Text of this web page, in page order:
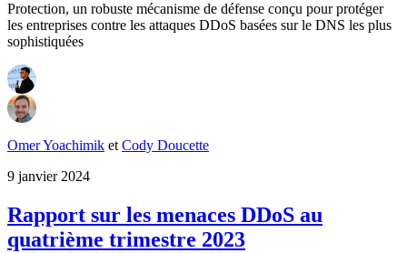
Protection, un robuste mécanisme de défense conçu pour protéger
les entreprises contre les attaques DDoS basées sur le DNS les plus
sophistiquées
Omer Yoachimik et Cody Doucette
9 janvier 2024
Rapport sur les menaces DDoS au
quatrième trimestre 2023